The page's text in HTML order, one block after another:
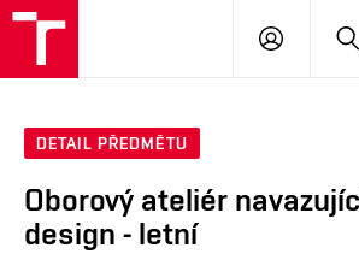
PŘIHLÁSIT
DETAIL PŘEDMĚTU
Oborový ateliér
design - letní